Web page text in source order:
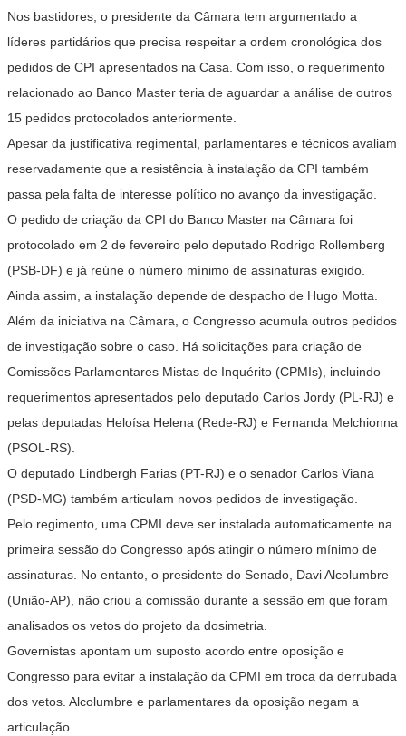
Nos bastidores, o presidente da Câmara tem argumentado a
líderes partidários que precisa respeitar a ordem cronológica dos
pedidos de CPI apresentados na Casa. Com isso, o requerimento
relacionado ao Banco Master teria de aguardar a análise de outros
15 pedidos protocolados anteriormente.
Apesar da justificativa regimental, parlamentares e técnicos avaliam
reservadamente que a resistência à instalação da CPI também
passa pela falta de interesse político no avanço da investigação.
O pedido de criação da CPI do Banco Master na Câmara foi
protocolado em 2 de fevereiro pelo deputado Rodrigo Rollemberg
(PSB-DF) e já reúne o número mínimo de assinaturas exigido.
Ainda assim, a instalação depende de despacho de Hugo Motta.
Além da iniciativa na Câmara, o Congresso acumula outros pedidos
de investigação sobre o caso. Há solicitações para criação de
Comissões Parlamentares Mistas de Inquérito (CPMIs), incluindo
requerimentos apresentados pelo deputado Carlos Jordy (PL-RJ) e
pelas deputadas Heloísa Helena (Rede-RJ) e Fernanda Melchionna
(PSOL-RS).
O deputado Lindbergh Farias (PT-RJ) e o senador Carlos Viana
(PSD-MG) também articulam novos pedidos de investigação.
Pelo regimento, uma CPMI deve ser instalada automaticamente na
primeira sessão do Congresso após atingir o número mínimo de
assinaturas. No entanto, o presidente do Senado, Davi Alcolumbre
(União-AP), não criou a comissão durante a sessão em que foram
analisados os vetos do projeto da dosimetria.
Governistas apontam um suposto acordo entre oposição e
Congresso para evitar a instalação da CPMI em troca da derrubada
dos vetos. Alcolumbre e parlamentares da oposição negam a
articulação.